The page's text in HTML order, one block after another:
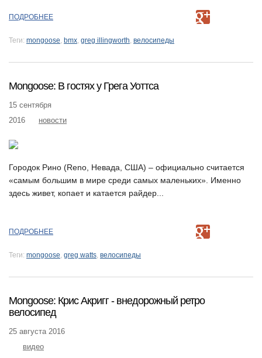
ПОДРОБНЕЕ
Теги: mongoose, bmx, greg illingworth, велосипеды
Mongoose: В гостях у Грега Уоттса
15 сентября
2016
новости
Городок Рино (Reno, Невада, США) – официально считается
«самым большим в мире среди самых маленьких». Именно
здесь живет, копает и катается райдер...
ПОДРОБНЕЕ
Теги: mongoose, greg watts, велосипеды
Mongoose: Крис Акригг - внедорожный ретро
велосипед
25 августа 2016
видео